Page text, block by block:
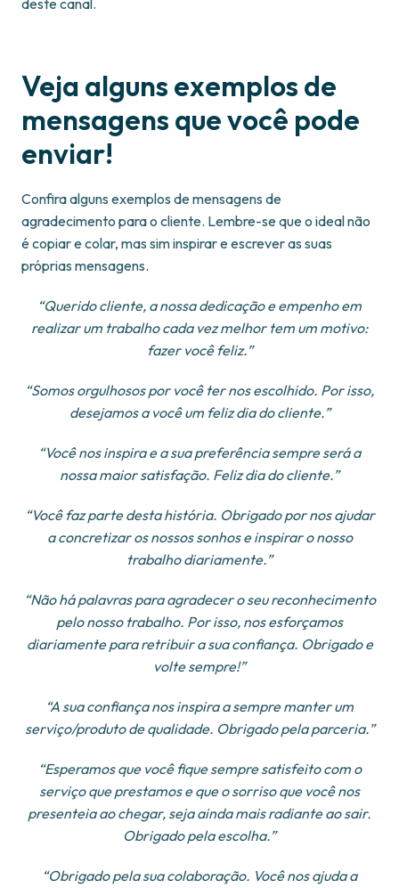
deste canal.
Veja alguns exemplos de
mensagens que você pode
enviar!
Confira alguns exemplos de mensagens de
agradecimento para o cliente. Lembre-se que o ideal não
é copiar e colar, mas sim inspirar e escrever as suas
próprias mensagens.
“Querido cliente, a nossa dedicação e empenho em
realizar um trabalho cada vez melhor tem um motivo:
fazer você feliz.”
“Somos orgulhosos por você ter nos escolhido. Por isso,
desejamos a você um feliz dia do cliente.”
“Você nos inspira e a sua preferência sempre será a
nossa maior satisfação. Feliz dia do cliente.”
“Você faz parte desta história. Obrigado por nos ajudar
a concretizar os nossos sonhos e inspirar o nosso
trabalho diariamente.”
“Não há palavras para agradecer o seu reconhecimento
pelo nosso trabalho. Por isso, nos esforçamos
diariamente para retribuir a sua confiança. Obrigado e
volte sempre!”
“A sua confiança nos inspira a sempre manter um
serviço/produto de qualidade. Obrigado pela parceria.”
“Esperamos que você fique sempre satisfeito com o
serviço que prestamos e que o sorriso que você nos
presenteia ao chegar, seja ainda mais radiante ao sair.
Obrigado pela escolha.”
“Obrigado pela sua colaboração. Você nos ajuda a